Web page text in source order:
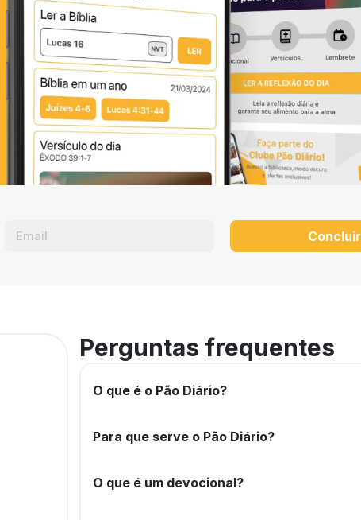
Concluir
Perguntas frequentes
O que é o Pão Diário?
Para que serve o Pão Diário?
O que é um devocional?